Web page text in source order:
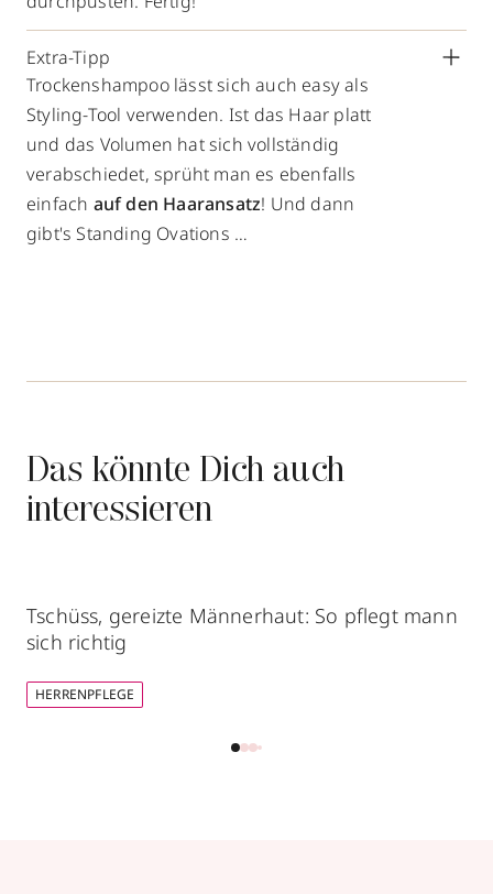
Extra-Tipp
Trockenshampoo lässt sich auch easy als
Styling-Tool verwenden. Ist das Haar platt
und das Volumen hat sich vollständig
verabschiedet, sprüht man es ebenfalls
einfach auf den Haaransatz! Und dann
gibt's Standing Ovations …
Das könnte Dich auch
interessieren
Tschüss, gereizte Männerhaut: So pflegt mann
sich richtig
HERRENPFLEGE